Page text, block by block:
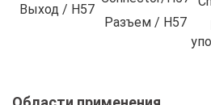
Выход / H57
Разъем / H57